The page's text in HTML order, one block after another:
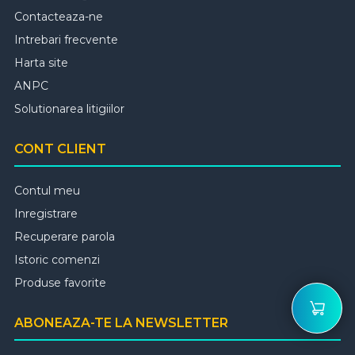
Contacteaza-ne
Intrebari frecvente
Harta site
ANPC
Solutionarea litigiilor
CONT CLIENT
Contul meu
Inregistrare
Recuperare parola
Istoric comenzi
Produse favorite
ABONEAZA-TE LA NEWSLETTER